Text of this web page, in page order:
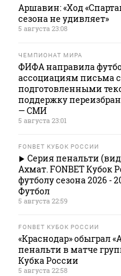
Аршавин: «Ход
сезона не удивляет»
5 августа 23:08
ЧЕМПИОНАТ МИРА
ФИФА направила
ассоциациям письма с
подготовленными
поддержку
— СМИ
5 августа 23:01
FONBET КУБОК РОССИИ
Серия пенальти
Ахмат. FONBET Кубок
футболу сезона 2026 -
Футбол
5 августа 22:59
FONBET КУБОК РОССИИ
«Краснодар» обыграл
пенальти в матче
Кубка России
5 августа 22:58